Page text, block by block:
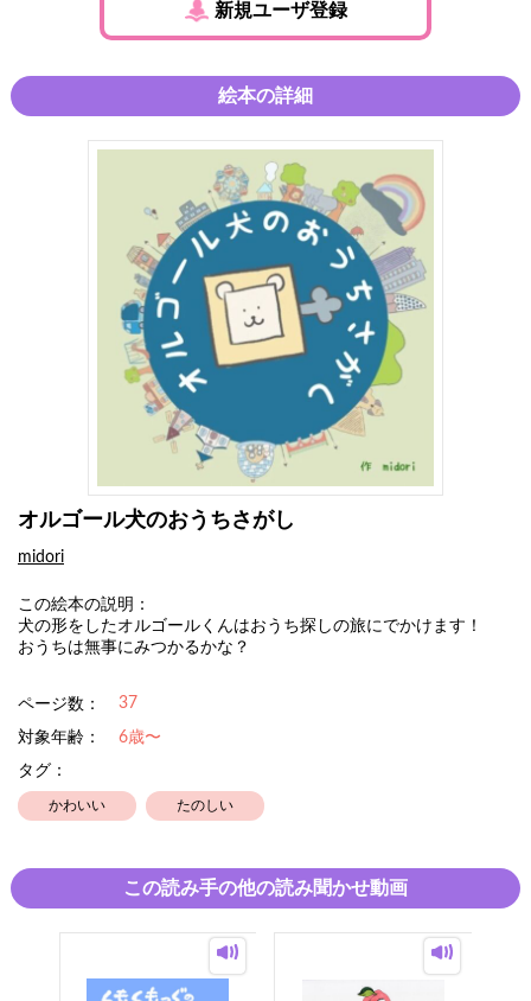
新規ユーザ登録
絵本の詳細
オルゴール犬のおうちさがし
midori
この絵本の説明：
犬の形をしたオルゴールくんはおうち探しの旅にでかけます！
おうちは無事にみつかるかな？
ページ数： 37
対象年齢：
6歳〜
タグ：
かわいい たのしい
この読み手の他の読み聞かせ動画